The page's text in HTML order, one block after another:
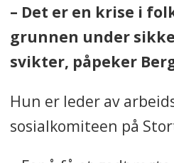
– Det er en krise i
grunnen under
svikter, påpeker
Hun er leder av
sosialkomiteen på